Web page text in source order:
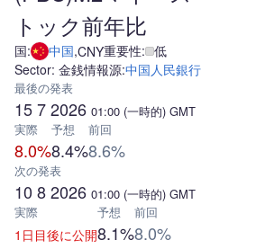
トック前年比
国: 中国,CNY重要性: 低
Sector: 金銭情報源:中国人民銀行
最後の発表
15 7 2026 01:00 (一時的) GMT
実際
8.0%
予想
8.4%
前回
8.6%
次の発表
10 8 2026 01:00 (一時的) GMT
実際
1日目後に公開
予想
8.1%
前回
8.0%